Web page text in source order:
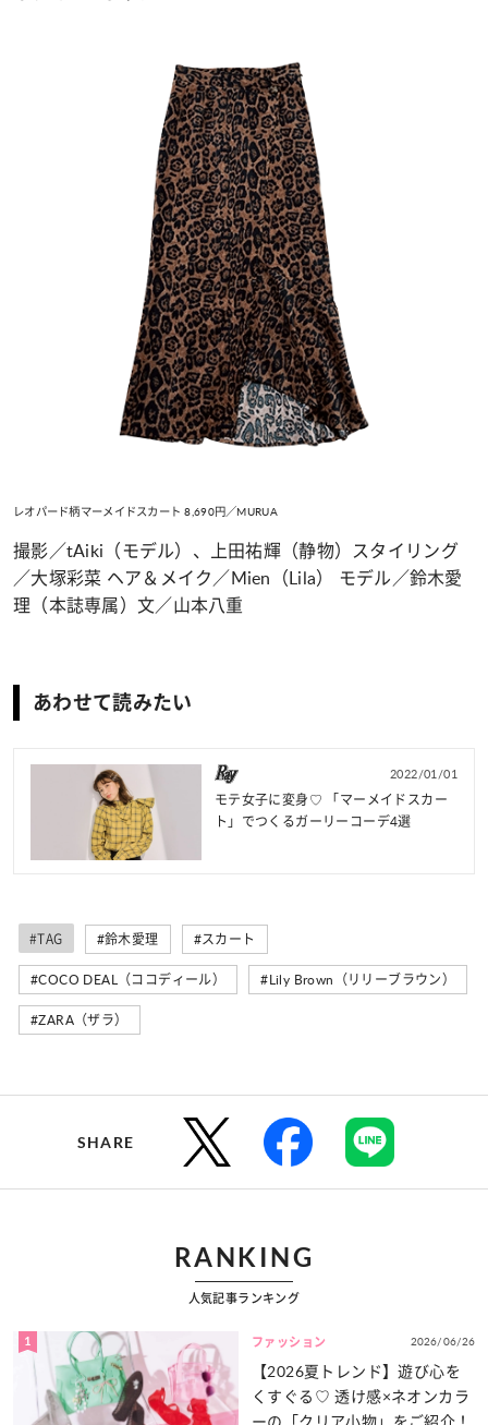
レオパード柄マーメイドスカート 8,690円／MURUA
撮影／tAiki（モデル）、上田祐輝（静物）スタイリング
／大塚彩菜 ヘア＆メイク／Mien（Lila） モデル／鈴木愛
理（本誌専属）文／山本八重
あわせて読みたい
2022/01/01
モテ女子に変身♡ 「マーメイドスカー
ト」でつくるガーリーコーデ4選
#TAG #鈴木愛理 #スカート
#COCO DEAL（ココディール） #Lily Brown（リリーブラウン）
#ZARA（ザラ）
SHARE
RANKING
人気記事ランキング
1 ファッション 2026/06/26
【2026夏トレンド】遊び心を
くすぐる♡ 透け感×ネオンカラ